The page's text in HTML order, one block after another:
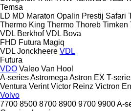
Temsa
LD MD Maraton Opalin Prestij Safari
Thermo King Thermo Thoreb Timken
VDL Berkhof VDL Bova
FHD Futura Magiq
VDL Jonckheere VDL
Futura
VDO Valeo Van Hool
A-seriesAstromega Astron EX T-
Ventura Verint Victor Reinz Victron
Volvo
7700 8500 8700 8900 9700 9900A-